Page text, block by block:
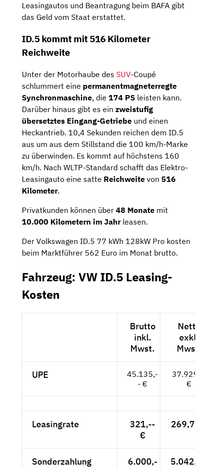
Leasingautos und Beantragung beim BAFA gibt
das Geld vom Staat erstattet.
ID.5 kommt mit 516 Kilometer
Reichweite
Unter der Motorhaube des SUV-Coupé
schlummert eine permanentmagneterregte
Synchronmaschine, die 174 PS leisten kann.
Darüber hinaus gibt es ein zweistufig
übersetztes Eingang-Getriebe und einen
Heckantrieb. 10,4 Sekunden reichen dem ID.5
aus um aus dem Stillstand die 100 km/h-Marke
zu überwinden. Es kommt auf höchstens 160
km/h. Nach WLTP-Standard schafft das Elektro-
Leasingauto eine satte Reichweite von 516
Kilometer.
Privatkunden können über 48 Monate mit
10.000 Kilometern im Jahr leasen.
Der Volkswagen ID.5 77 kWh 128kW Pro kosten
beim Marktführer 562 Euro im Monat brutto.
Fahrzeug: VW ID.5 Leasing-
Kosten
Brutto
inkl.
Mwst.
Netto
exkl.
Mwst.
UPE
45.135,-
- €
37.929,--
€
Leasingrate
321,--
€
269,75 €
Sonderzahlung
6.000,-
5.042,02